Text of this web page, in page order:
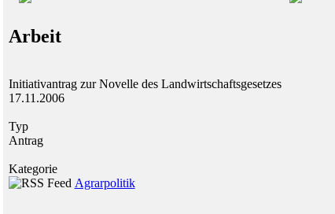
Arbeit
Initiativantrag zur Novelle des Landwirtschaftsgesetzes
17.11.2006
Typ
Antrag
Kategorie
Agrarpolitik